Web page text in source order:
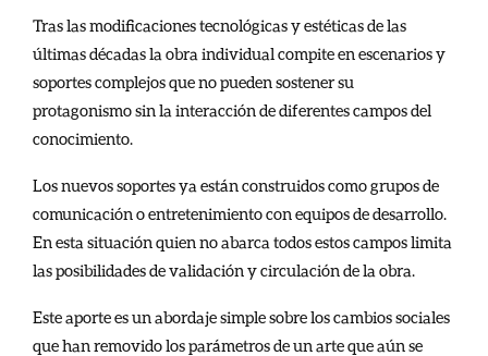
Tras las modificaciones tecnológicas y estéticas de las
últimas décadas la obra individual compite en escenarios y
soportes complejos que no pueden sostener su
protagonismo sin la interacción de diferentes campos del
conocimiento.
Los nuevos soportes ya están construidos como grupos de
comunicación o entretenimiento con equipos de desarrollo.
En esta situación quien no abarca todos estos campos limita
las posibilidades de validación y circulación de la obra.
Este aporte es un abordaje simple sobre los cambios sociales
que han removido los parámetros de un arte que aún se